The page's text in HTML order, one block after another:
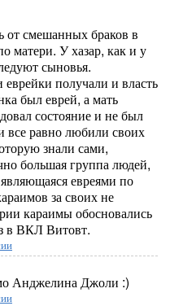
от смешанных браков в
матери. У хазар, как и у
сыновья.
еврейки получали и власть
был еврей, а мать
состояние и не был
равно любили своих
знали сами,
большая группа людей,
евреями по
за своих не
караимы обосновались
в ВКЛ Витовт.
Анджелина Джоли :)